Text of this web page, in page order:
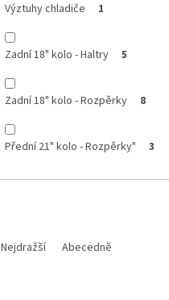
Výztuhy chladiče 1
Zadní 18" kolo - Haltry 5
Zadní 18" kolo - Rozpěrky 8
Přední 21" kolo - Rozpěrky" 3
Nejdražší Abecedně